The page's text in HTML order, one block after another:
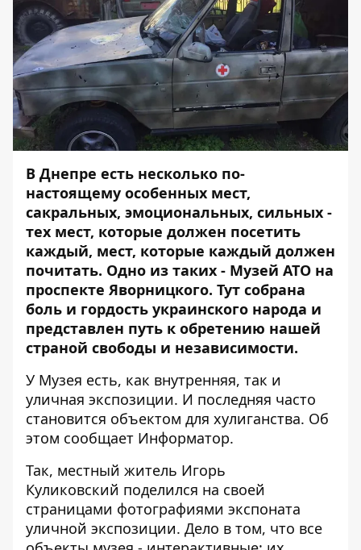
В Днепре есть несколько по-
настоящему особенных мест,
сакральных, эмоциональных, сильных -
тех мест, которые должен посетить
каждый, мест, которые каждый должен
почитать. Одно из таких - Музей АТО на
проспекте Яворницкого. Тут собрана
боль и гордость украинского народа и
представлен путь к обретению нашей
страной свободы и независимости.
У Музея есть, как внутренняя, так и
уличная экспозиции. И последняя часто
становится объектом для хулиганства. Об
этом сообщает Информатор.
Так, местный житель Игорь
Куликовский поделился на своей
страницами фотографиями экспоната
уличной экспозиции. Дело в том, что все